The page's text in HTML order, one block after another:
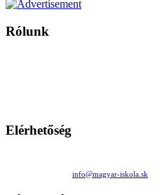
Rólunk
Elérhetőség
info@magyar-iskola.sk